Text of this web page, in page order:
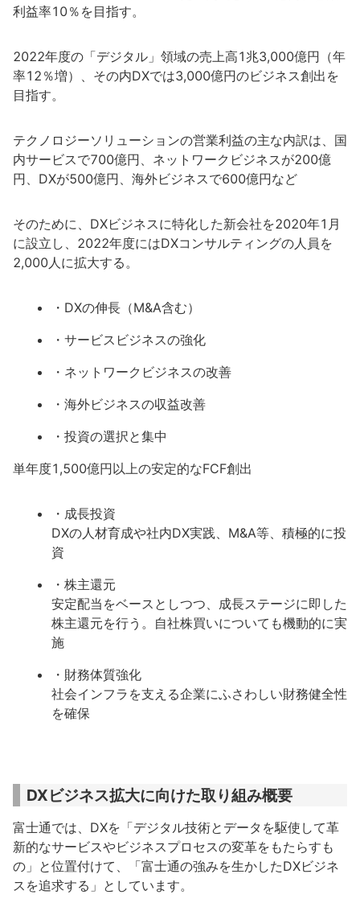
利益率10％を目指す。
2022年度の「デジタル」領域の売上高1兆3,000億円（年
率12％増）、その内DXでは3,000億円のビジネス創出を
目指す。
テクノロジーソリューションの営業利益の主な内訳は、国
内サービスで700億円、ネットワークビジネスが200億
円、DXが500億円、海外ビジネスで600億円など
そのために、DXビジネスに特化した新会社を2020年1月
に設立し、2022年度にはDXコンサルティングの人員を
2,000人に拡大する。
・DXの伸長（M&A含む）
・サービスビジネスの強化
・ネットワークビジネスの改善
・海外ビジネスの収益改善
・投資の選択と集中
単年度1,500億円以上の安定的なFCF創出
・成長投資
DXの人材育成や社内DX実践、M&A等、積極的に投
資
・株主還元
安定配当をベースとしつつ、成長ステージに即した
株主還元を行う。自社株買いについても機動的に実
施
・財務体質強化
社会インフラを支える企業にふさわしい財務健全性
を確保
DXビジネス拡大に向けた取り組み概要
富士通では、DXを「デジタル技術とデータを駆使して革
新的なサービスやビジネスプロセスの変革をもたらすも
の」と位置付けて、「富士通の強みを生かしたDXビジネ
スを追求する」としています。